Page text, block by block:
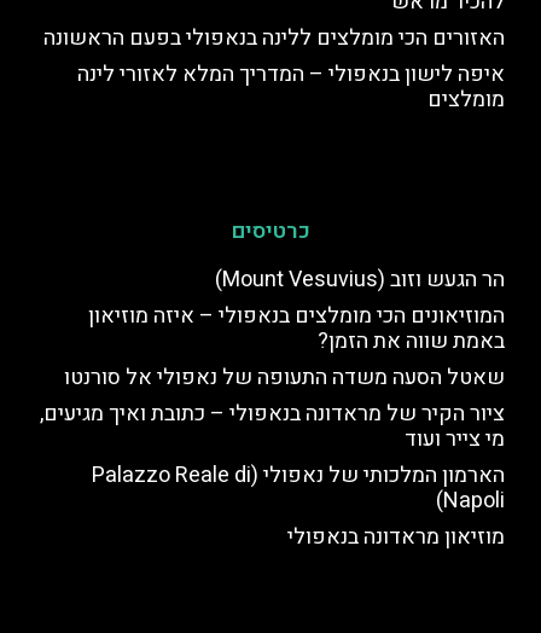
האזורים הכי מומלצים ללינה בנאפולי בפעם הראשונה
איפה לישון בנאפולי – המדריך המלא לאזורי לינה
מומלצים
כרטיסים
הר הגעש וזוב (Mount Vesuvius)
המוזיאונים הכי מומלצים בנאפולי – איזה מוזיאון
באמת שווה את הזמן?
שאטל הסעה משדה התעופה של נאפולי אל סורנטו
ציור הקיר של מראדונה בנאפולי – כתובת ואיך מגיעים,
מי צייר ועוד
הארמון המלכותי של נאפולי (Palazzo Reale di
Napoli)
מוזיאון מראדונה בנאפולי